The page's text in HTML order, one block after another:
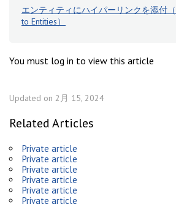
エンティティにハイパーリンクを添付
to Entities）
You must log in to view this article
Updated on 2月 15, 2024
Related Articles
Private article
Private article
Private article
Private article
Private article
Private article